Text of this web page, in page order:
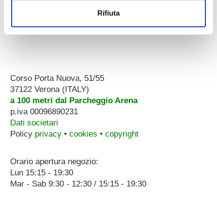
Rifiuta
Corso Porta Nuova, 51/55
37122 Verona (ITALY)
a 100 metri dal Parcheggio Arena
p.iva 00096890231
Dati societari
Policy privacy• cookies • copyright
Orario apertura negozio:
Lun 15:15 - 19:30
Mar - Sab 9:30 - 12:30 / 15:15 - 19:30